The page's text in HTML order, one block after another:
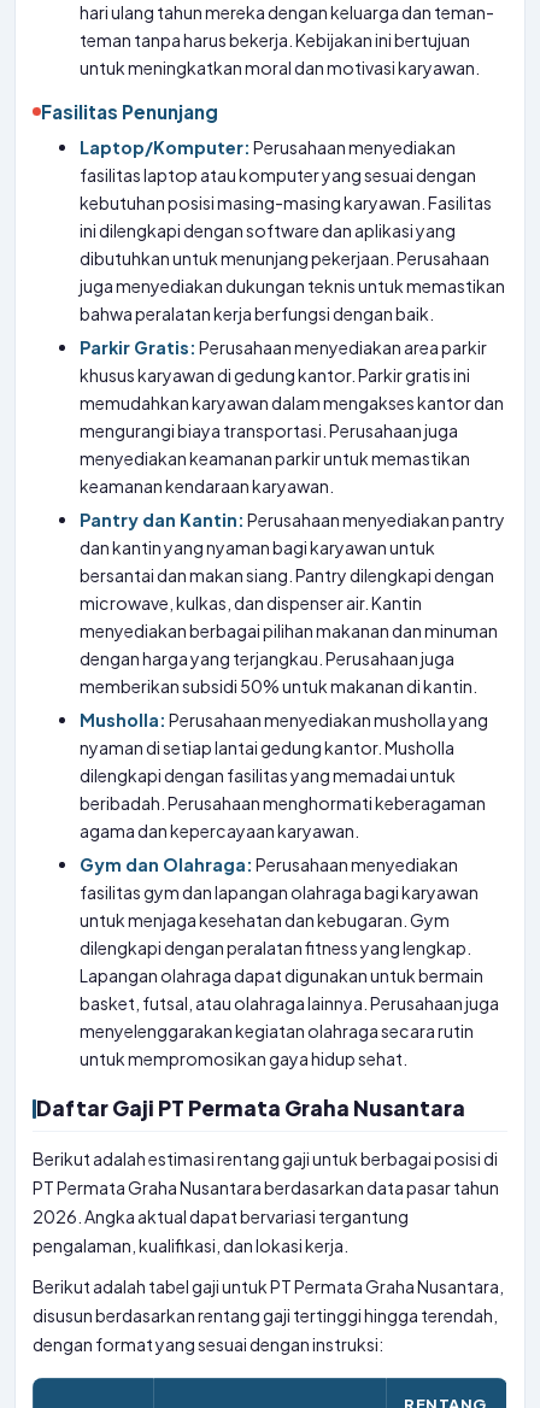
hari ulang tahun mereka dengan keluarga dan teman-
teman tanpa harus bekerja. Kebijakan ini bertujuan
untuk meningkatkan moral dan motivasi karyawan.
Fasilitas Penunjang
Laptop/Komputer: Perusahaan menyediakan
fasilitas laptop atau komputer yang sesuai dengan
kebutuhan posisi masing-masing karyawan. Fasilitas
ini dilengkapi dengan software dan aplikasi yang
dibutuhkan untuk menunjang pekerjaan. Perusahaan
juga menyediakan dukungan teknis untuk memastikan
bahwa peralatan kerja berfungsi dengan baik.
Parkir Gratis: Perusahaan menyediakan area parkir
khusus karyawan di gedung kantor. Parkir gratis ini
memudahkan karyawan dalam mengakses kantor dan
mengurangi biaya transportasi. Perusahaan juga
menyediakan keamanan parkir untuk memastikan
keamanan kendaraan karyawan.
Pantry dan Kantin: Perusahaan menyediakan pantry
dan kantin yang nyaman bagi karyawan untuk
bersantai dan makan siang. Pantry dilengkapi dengan
microwave, kulkas, dan dispenser air. Kantin
menyediakan berbagai pilihan makanan dan minuman
dengan harga yang terjangkau. Perusahaan juga
memberikan subsidi 50% untuk makanan di kantin.
Musholla: Perusahaan menyediakan musholla yang
nyaman di setiap lantai gedung kantor. Musholla
dilengkapi dengan fasilitas yang memadai untuk
beribadah. Perusahaan menghormati keberagaman
agama dan kepercayaan karyawan.
Gym dan Olahraga: Perusahaan menyediakan
fasilitas gym dan lapangan olahraga bagi karyawan
untuk menjaga kesehatan dan kebugaran. Gym
dilengkapi dengan peralatan fitness yang lengkap.
Lapangan olahraga dapat digunakan untuk bermain
basket, futsal, atau olahraga lainnya. Perusahaan juga
menyelenggarakan kegiatan olahraga secara rutin
untuk mempromosikan gaya hidup sehat.
Daftar Gaji PT Permata Graha Nusantara
Berikut adalah estimasi rentang gaji untuk berbagai posisi di
PT Permata Graha Nusantara berdasarkan data pasar tahun
2026. Angka aktual dapat bervariasi tergantung
pengalaman, kualifikasi, dan lokasi kerja.
Berikut adalah tabel gaji untuk PT Permata Graha Nusantara,
disusun berdasarkan rentang gaji tertinggi hingga terendah,
dengan format yang sesuai dengan instruksi:
RENTANG